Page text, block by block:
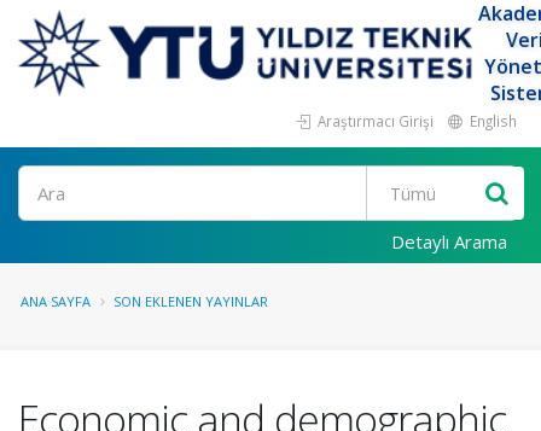
Araştırmacı Girişi English
Ara
Detaylı Arama
ANA SAYFA SON EKLENEN YAYINLAR
Economic and demographic